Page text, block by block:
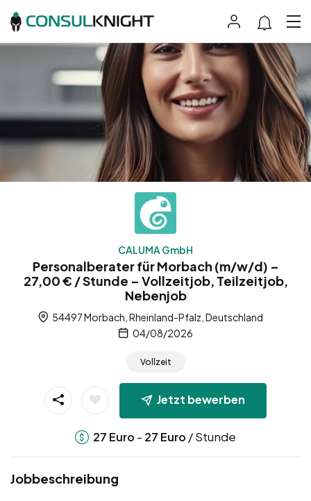
CALUMA GmbH
Personalberater für Morbach (m/w/d) –
27,00 € / Stunde – Vollzeitjob, Teilzeitjob,
Nebenjob
54497 Morbach, Rheinland-Pfalz, Deutschland
04/08/2026
Vollzeit
Jetzt bewerben
27 Euro - 27 Euro / Stunde
Jobbeschreibung